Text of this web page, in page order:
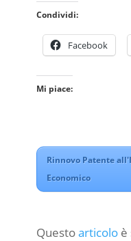
Condividi:
Facebook
Mi piace:
Rinnovo Patente
Economico
Questoarticoloè